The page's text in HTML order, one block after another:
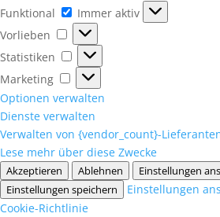
Funktional
Funktional
Immer aktiv
Vorlieben
Vorlieben
Statistiken
Statistiken
Marketing
Marketing
Optionen verwalten
Dienste verwalten
Verwalten von {vendor_count}-
Lese mehr über diese Zwecke
Akzeptieren Ablehnen
Einstellungen
Einstellungen speichern
Einstellungen
Cookie-Richtlinie